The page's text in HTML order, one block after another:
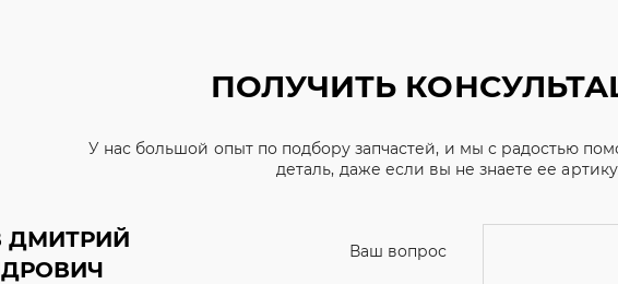
ПОЛУЧИТЬ
У нас большой опыт по подбору запчастей, и мы с радостью
деталь, даже если вы не знаете ее
ДМИТРИЙ
Ваш вопрос